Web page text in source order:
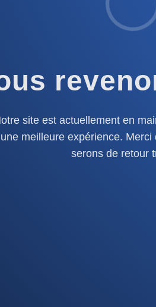
site est actuellement en
une meilleure expérience.
serons de retour